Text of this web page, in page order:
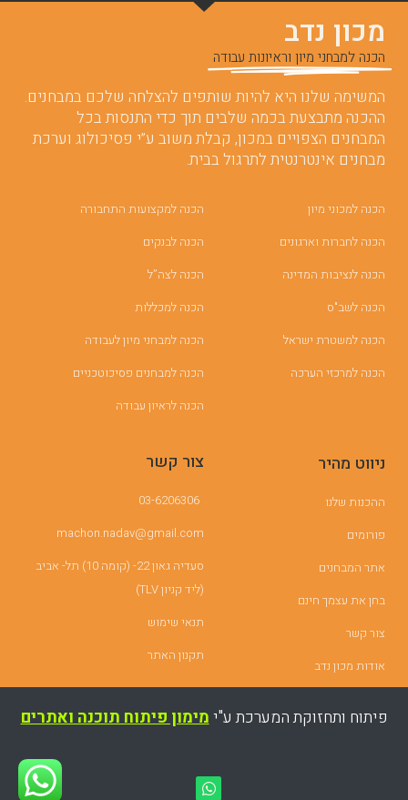
מכון נדב
הכנה למבחני מיון וראיונות עבודה
המשימה שלנו היא להיות שותפים להצלחה שלכם במבחנים.
ההכנה מתבצעת בכמה שלבים תוך כדי התנסות בכל
המבחנים הצפויים במכון, קבלת משוב ע”י פסיכולוג וערכת
מבחנים אינטרנטית לתרגול בבית.
הכנה למכוני מיון
הכנה לחברות וארגונים
הכנה לנציבות המדינה
הכנה לשב"ס
הכנה למשטרת ישראל
הכנה למרכזי הערכה
הכנה למקצועות התחבורה
הכנה לבנקים
הכנה לצה”ל
הכנה למכללות
הכנה למבחני מיון לעבודה
הכנה למבחנים פסיכוטכניים
הכנה לראיון עבודה
ניווט מהיר
ההכנות שלנו
פורומים
אתר המבחנים
בחן את עצמך חינם
צור קשר
אודות מכון נדב
צור קשר
03-6206306
machon.nadav@gmail.com
סעדיה גאון 22- (קומה 10) תל- אביב
(ליד קניון TLV)
תנאי שימוש
תקנון האתר
פיתוח ותחזוקת המערכת ע"ימימון פיתוח תוכנה ואתרים